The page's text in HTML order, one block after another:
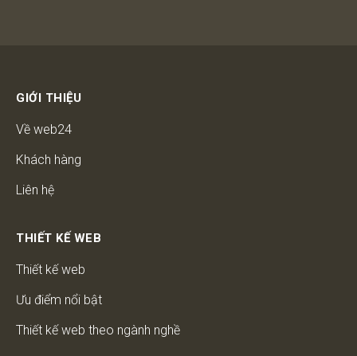
GIỚI THIỆU
Về web24
Khách hàng
Liên hệ
THIẾT KẾ WEB
Thiết kế web
Ưu điểm nổi bật
Thiết kế web theo ngành nghề